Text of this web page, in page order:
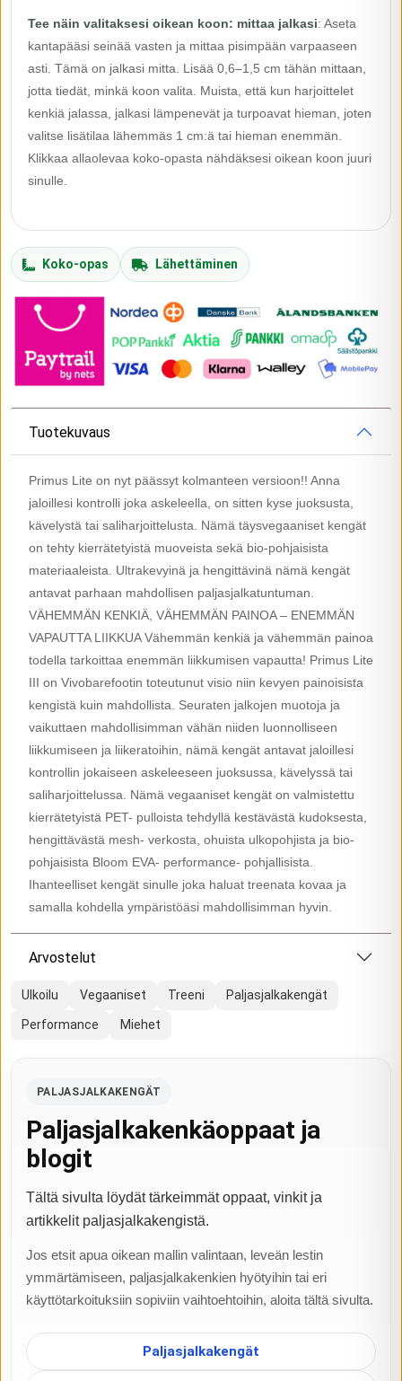
Tee näin valitaksesi oikean koon: mittaa jalkasi: Aseta
kantapääsi seinää vasten ja mittaa pisimpään varpaaseen
asti. Tämä on jalkasi mitta. Lisää 0,6–1,5 cm tähän mittaan,
jotta tiedät, minkä koon valita. Muista, että kun harjoittelet
kenkiä jalassa, jalkasi lämpenevät ja turpoavat hieman, joten
valitse lisätilaa lähemmäs 1 cm:ä tai hieman enemmän.
Klikkaa allaolevaa koko-opasta nähdäksesi oikean koon juuri
sinulle.
Koko-opas Lähettäminen
Tuotekuvaus
Primus Lite on nyt päässyt kolmanteen versioon!! Anna
jaloillesi kontrolli joka askeleella, on sitten kyse juoksusta,
kävelystä tai saliharjoittelusta. Nämä täysvegaaniset kengät
on tehty kierrätetyistä muoveista sekä bio-pohjaisista
materiaaleista. Ultrakevyinä ja hengittävinä nämä kengät
antavat parhaan mahdollisen paljasjalkatuntuman.
VÄHEMMÄN KENKIÄ, VÄHEMMÄN PAINOA – ENEMMÄN
VAPAUTTA LIIKKUA Vähemmän kenkiä ja vähemmän painoa
todella tarkoittaa enemmän liikkumisen vapautta! Primus Lite
III on Vivobarefootin toteutunut visio niin kevyen painoisista
kengistä kuin mahdollista. Seuraten jalkojen muotoja ja
vaikuttaen mahdollisimman vähän niiden luonnolliseen
liikkumiseen ja liikeratoihin, nämä kengät antavat jaloillesi
kontrollin jokaiseen askeleeseen juoksussa, kävelyssä tai
saliharjoittelussa. Nämä vegaaniset kengät on valmistettu
kierrätetyistä PET- pulloista tehdyllä kestävästä kudoksesta,
hengittävästä mesh- verkosta, ohuista ulkopohjista ja bio-
pohjaisista Bloom EVA- performance- pohjallisista.
Ihanteelliset kengät sinulle joka haluat treenata kovaa ja
samalla kohdella ympäristöäsi mahdollisimman hyvin.
Arvostelut
Ulkoilu Vegaaniset Treeni Paljasjalkakengät
Performance Miehet
PALJASJALKAKENGÄT
Paljasjalkakenkäoppaat ja
blogit
Tältä sivulta löydät tärkeimmät oppaat, vinkit ja
artikkelit paljasjalkakengistä.
Jos etsit apua oikean mallin valintaan, leveän lestin
ymmärtämiseen, paljasjalkakenkien hyötyihin tai eri
käyttötarkoituksiin sopiviin vaihtoehtoihin, aloita tältä sivulta.
Paljasjalkakengät